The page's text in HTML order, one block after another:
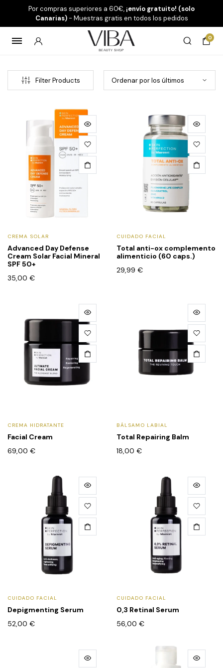
Por compras superiores a 60€, ¡envío gratuito! (solo
Canarias)- Muestras gratis en todos los pedidos
0
Filter Products
CREMA SOLAR
Advanced Day Defense
Cream Solar Facial Mineral
SPF 50+
35,00 €
CUIDADO FACIAL
Total anti-ox complemento
alimenticio (60 caps.)
29,99 €
CREMA HIDRATANTE
Facial Cream
69,00 €
BÁLSAMO LABIAL
Total Repairing Balm
18,00 €
CUIDADO FACIAL
Depigmenting Serum
52,00 €
CUIDADO FACIAL
0,3 Retinal Serum
56,00 €